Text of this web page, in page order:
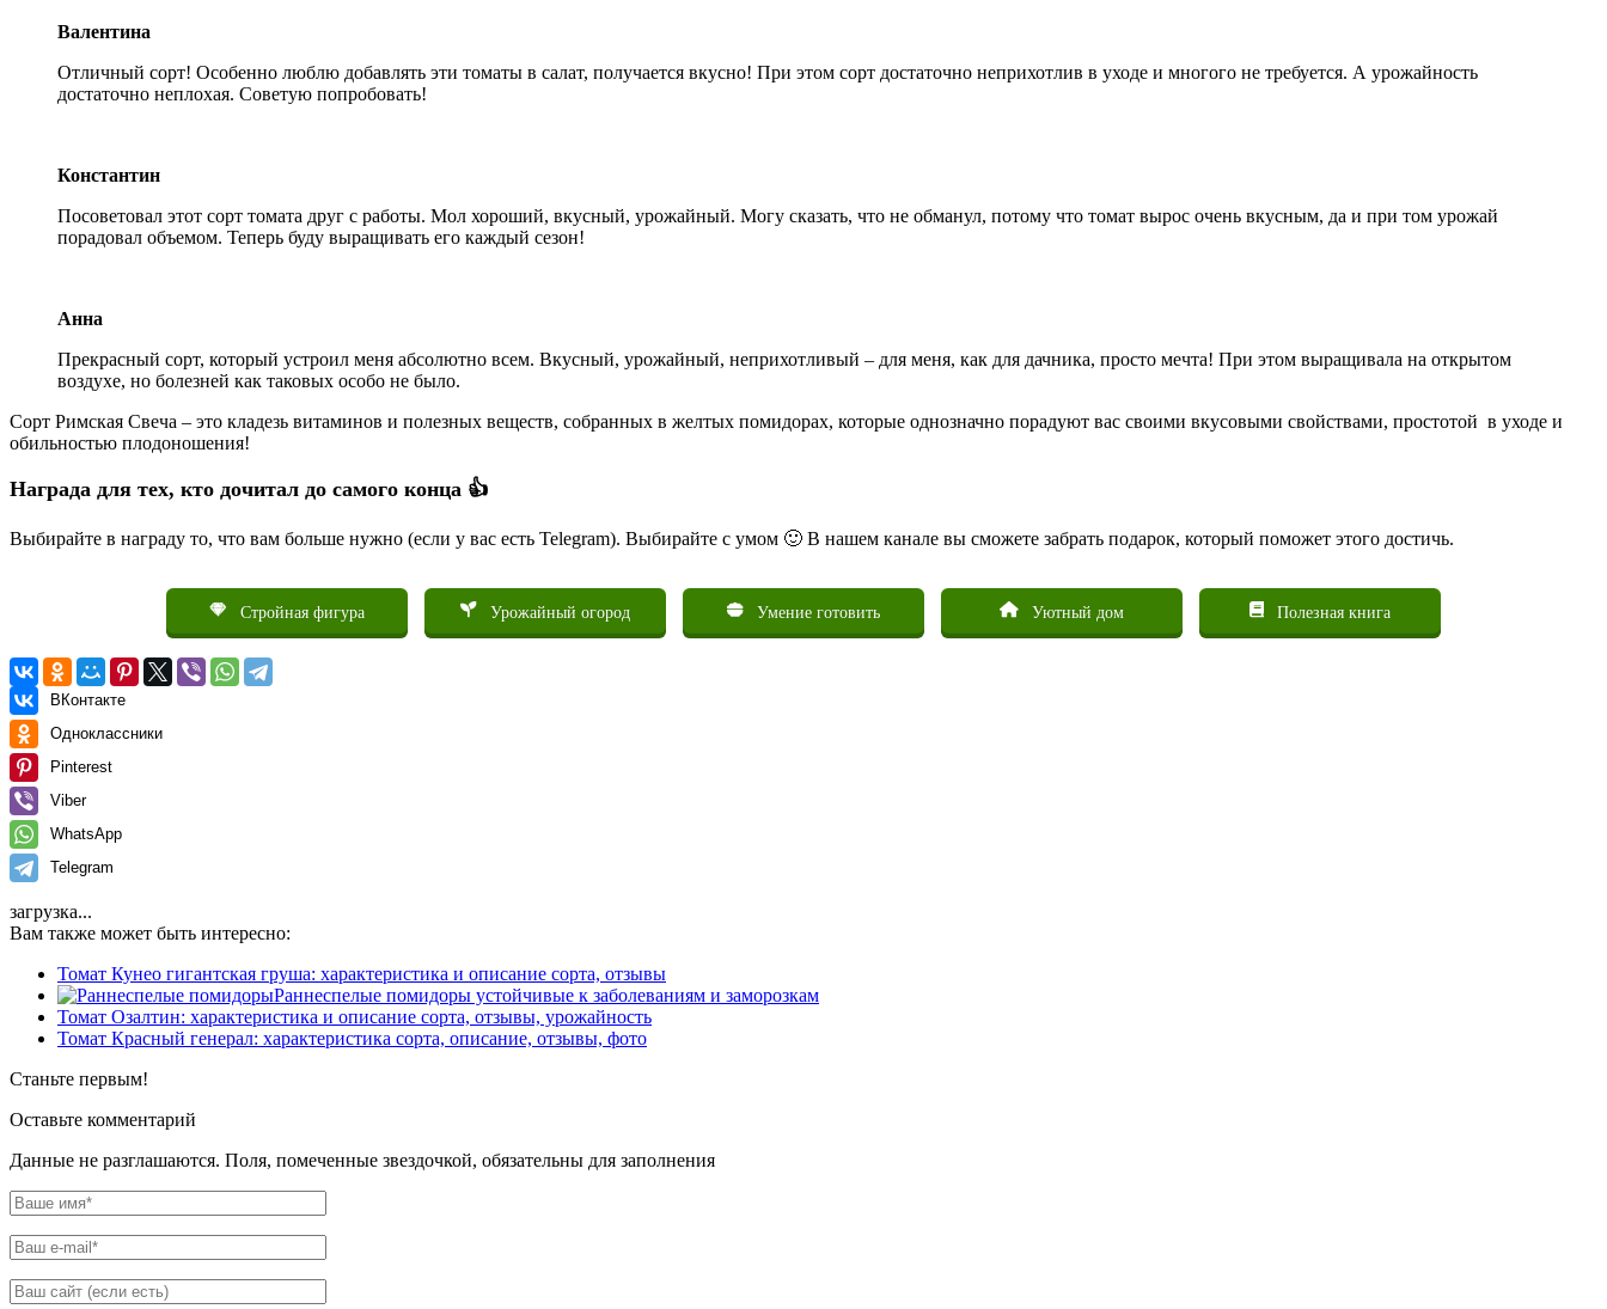
Валентина
Отличный сорт! Особенно люблю добавлять эти томаты в салат, получается вкусно! При этом сорт достаточно неприхотлив в уходе и многого не требуется. А урожайность
достаточно неплохая. Советую попробовать!
Константин
Посоветовал этот сорт томата друг с работы. Мол хороший, вкусный, урожайный. Могу сказать, что не обманул, потому что томат вырос очень вкусным, да и при том урожай
порадовал объемом. Теперь буду выращивать его каждый сезон!
Анна
Прекрасный сорт, который устроил меня абсолютно всем. Вкусный, урожайный, неприхотливый – для меня, как для дачника, просто мечта! При этом выращивала на открытом
воздухе, но болезней как таковых особо не было.
Сорт Римская Свеча – это кладезь витаминов и полезных веществ, собранных в желтых помидорах, которые однозначно порадуют вас своими вкусовыми свойствами, простотой в уходе и
обильностью плодоношения!
Награда для тех, кто дочитал до самого конца 👍
Выбирайте в награду то, что вам больше нужно (если у вас есть Telegram). Выбирайте с умом 🙂 В нашем канале вы сможете забрать подарок, который поможет этого достичь.
Стройная фигура Урожайный огород Умение готовить Уютный дом Полезная книга
ВКонтакте
Одноклассники
Pinterest
Viber
WhatsApp
Telegram
загрузка...
Вам также может быть интересно:
Томат Кунео гигантская груша: характеристика и описание сорта, отзывы
Раннеспелые помидоры устойчивые к заболеваниям и заморозкам
Томат Озалтин: характеристика и описание сорта, отзывы, урожайность
Томат Красный генерал: характеристика сорта, описание, отзывы, фото
Станьте первым!
Оставьте комментарий
Данные не разглашаются. Поля, помеченные звездочкой, обязательны для заполнения